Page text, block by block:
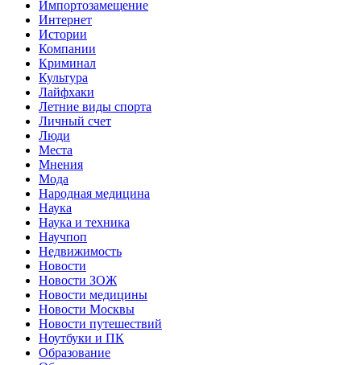
Импортозамещение
Интернет
Истории
Компании
Криминал
Культура
Лайфхаки
Летние виды спорта
Личный счет
Люди
Места
Мнения
Мода
Народная медицина
Наука
Наука и техника
Научпоп
Недвижимость
Новости
Новости ЗОЖ
Новости медицины
Новости Москвы
Новости путешествий
Ноутбуки и ПК
Образование